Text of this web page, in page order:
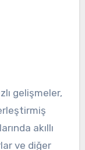
gelişmeler,
akıllı
ve diğer